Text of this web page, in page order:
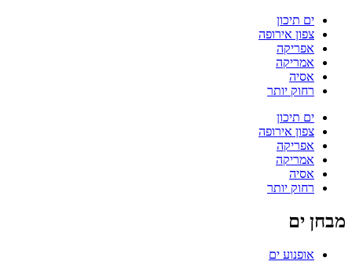
ים תיכון
צפון אירופה
אפריקה
אמריקה
אסיה
רחוק יותר
ים תיכון
צפון אירופה
אפריקה
אמריקה
אסיה
רחוק יותר
מבחן ים
אופנוע ים